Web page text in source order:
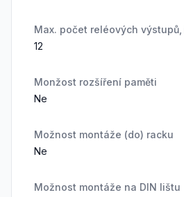
Max. počet reléových
12
Monžost rozšíření paměti
Ne
Možnost montáže (do) racku
Ne
Možnost montáže na DIN lištu